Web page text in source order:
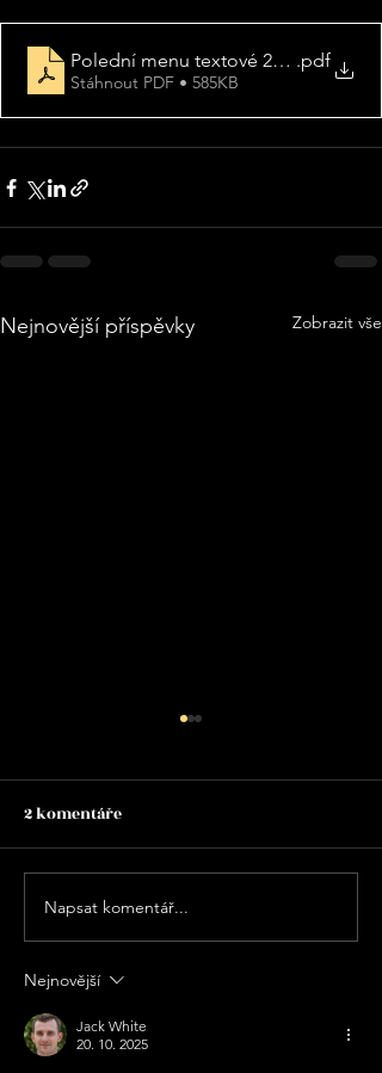
Polední menu textové 2024.pdf
Stáhnout PDF • 585KB
Nejnovější příspěvky Zobrazit vše
uzavřen
Bouďáci, velmi nás to mrzí,
ale jsme nuceni z provozních
důvodů dočasně uzavřít
Bistro Bar Bouda, který se
Stejskala. Děkujeme za
pochopení a věříme, že se b
2 komentáře
Napsat komentář...
Nejnovější
Jack White
20. 10. 2025